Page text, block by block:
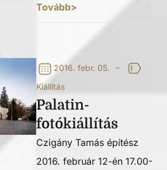
Tovább>
2016. febr. 05. -
Kiállítás
Palatin-
fotókiállítás
Czigány Tamás építész
2016. február 12-én 17.00-